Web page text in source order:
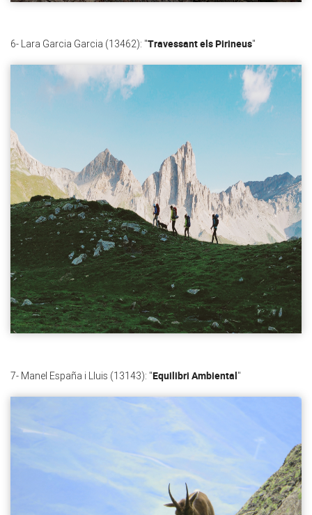
6- Lara Garcia Garcia (13462): "Travessant els Pirineus"
7- Manel España i Lluis (13143): "Equilibri Ambiental"